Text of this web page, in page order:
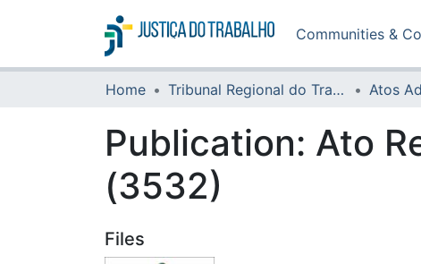
Communities &
Home Tribunal Regional do Trabalho da 16ª Região Atos
Publication: Ato
(3532)
Files